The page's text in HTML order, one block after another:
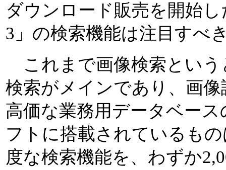
ダウンロード販売を開始
3」の検索機能は注目すべ
これまで画像検索という
検索がメインであり、画
高価な業務用データベー
フトに搭載されているも
度な検索機能を、わずか